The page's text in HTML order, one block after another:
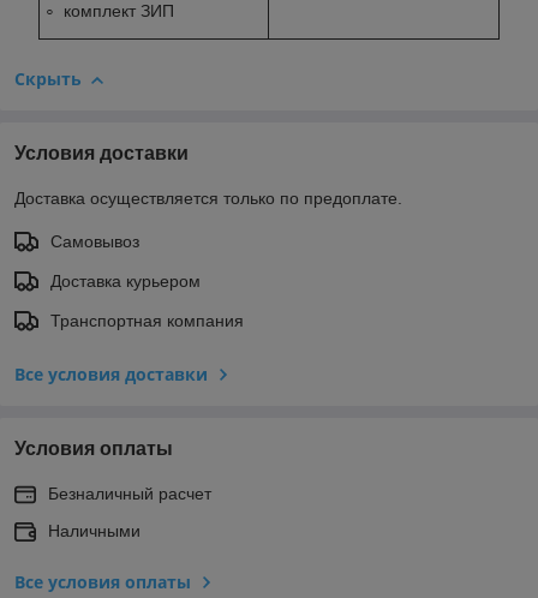
комплект ЗИП
Скрыть
Условия доставки
Доставка осуществляется только по предоплате.
Самовывоз
Доставка курьером
Транспортная компания
Все условия доставки
Условия оплаты
Безналичный расчет
Наличными
Все условия оплаты